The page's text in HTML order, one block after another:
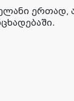
ერთად,